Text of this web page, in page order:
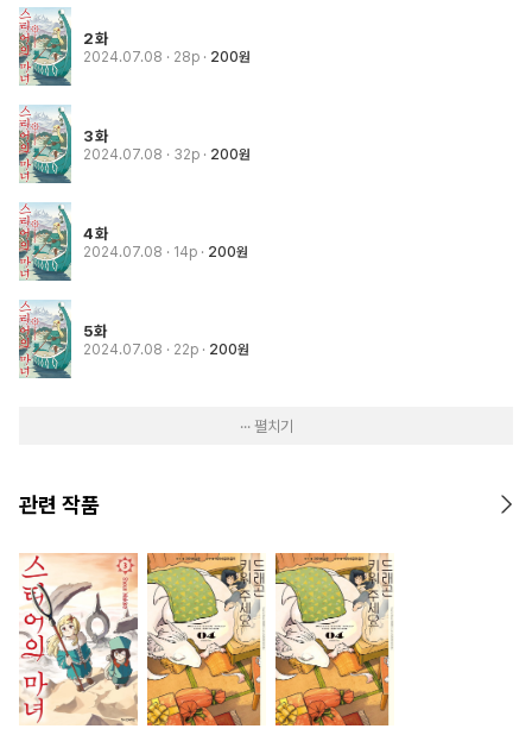
2화
2024.07.08 · 28p 200원
3화
2024.07.08 · 32p 200원
4화
2024.07.08 · 14p 200원
5화
2024.07.08 · 22p 200원
··· 펼치기
관련 작품